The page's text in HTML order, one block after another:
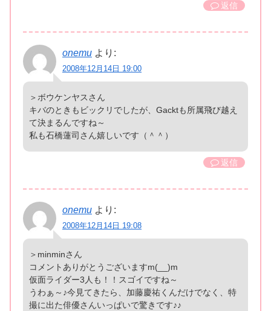
返信
onemu より:
2008年12月14日 19:00
＞ボウケンヤスさん
キバのときもビックリでしたが、Gacktも所属飛び越え
て決まるんですね～
私も石橋蓮司さん嬉しいです（＾＾）
返信
onemu より:
2008年12月14日 19:08
＞minminさん
コメントありがとうございますm(__)m
仮面ライダー3人も！！スゴイですね～
うわぁ～♪今見てきたら、加藤慶祐くんだけでなく、特
撮に出た俳優さんいっぱいで驚きです♪♪